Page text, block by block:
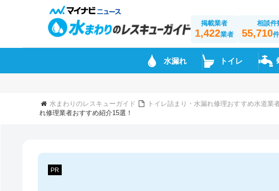
掲載業者
1,422業者
相談件
55,710
水漏れ トイレ
水まわりのレスキューガイド トイレ詰まり・水漏れ修理おすすめ水道業
れ修理業者おすすめ紹介15選！
PR